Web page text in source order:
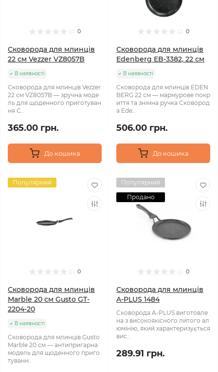
0
Сковорода для млинців
22 см Vezzer VZ8057B
В наявності
Сковорода для млинців Vezzer
22 см VZ8057B — зручна моде
ль для щоденного приготуван
ня С..
365.00 грн.
До кошика
0
Сковорода для млинців
Edenberg EB-3382, 22 см
В наявності
Сковорода для млинців EDEN
BERG 22 см — мармурове покр
иття та знімна ручка Сковород
а Ede..
506.00 грн.
До кошика
Популярний
0
Сковорода для млинців
Marble 20 см Gusto GT-
2204-20
В наявності
Сковорода для млинців Gusto
Marble 20 см — антипригарна
модель для щоденного приго
туванн..
Популярний
Продано
0
Сковорода для млинців
A-PLUS 1484
Сковорода A-PLUS виготовле
на з високоякісного литого ал
юмінію, який характеризується
вис..
289.91 грн.